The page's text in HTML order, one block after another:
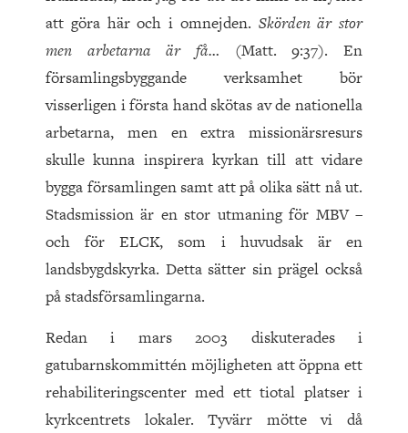
att göra här och i omnejden. Skörden är stor
men arbetarna är få… (Matt. 9:37). En
församlingsbyggande verksamhet bör
visserligen i första hand skötas av de nationella
arbetarna, men en extra missionärsresurs
skulle kunna inspirera kyrkan till att vidare
bygga församlingen samt att på olika sätt nå ut.
Stadsmission är en stor utmaning för MBV –
och för ELCK, som i huvudsak är en
landsbygdskyrka. Detta sätter sin prägel också
på stadsförsamlingarna.
Redan i mars 2003 diskuterades i
gatubarnskommittén möjligheten att öppna ett
rehabiliteringscenter med ett tiotal platser i
kyrkcentrets lokaler. Tyvärr mötte vi då